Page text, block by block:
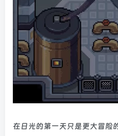
在日光的第一天只是更大冒险